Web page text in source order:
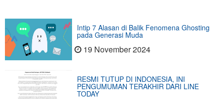
Intip 7 Alasan di Balik Fenomena Ghosting
pada Generasi Muda
19 November 2024
RESMI TUTUP DI INDONESIA, INI
PENGUMUMAN TERAKHIR DARI LINE
TODAY